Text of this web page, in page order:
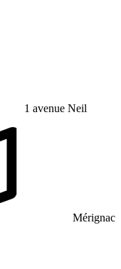
1 avenue Neil
Mérignac